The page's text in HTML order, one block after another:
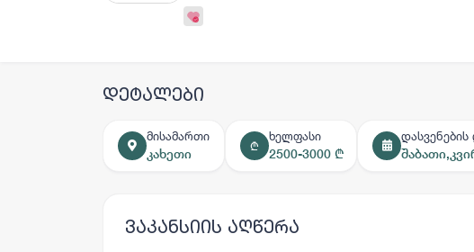
დეტალები
მისამართი
კახეთი
₾
ხელფასი
2500-3000 ₾
შაბათი,
ვაკანსიის აღწერა